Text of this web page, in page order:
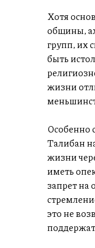
Хотя
общины,
групп, их
быть
жизни
Особенно
Талибан
жизни
иметь
запрет на
это не